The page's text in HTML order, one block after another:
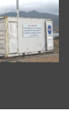
署（NASA）